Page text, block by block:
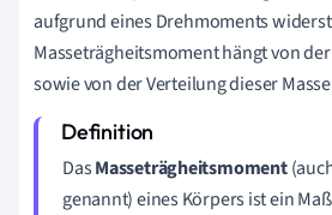
aufgrund eines Drehmoments
Masseträgheitsmoment hängt von
sowie von der Verteilung dieser
DasMasseträgheitsmoment
genannt) eines Körpers ist ein